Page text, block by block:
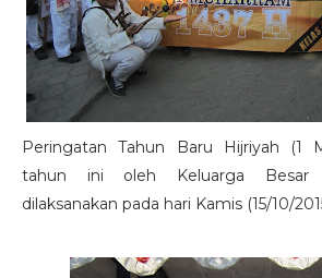
Peringatan Tahun Baru Hijriyah (1
tahun ini oleh Keluarga Besar
dilaksanakan pada hari Kamis (15/10/